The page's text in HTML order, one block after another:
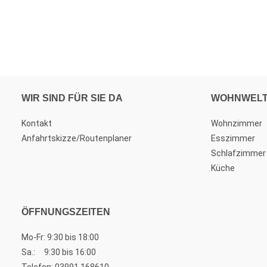
WIR SIND FÜR SIE DA
Kontakt
Anfahrtskizze/Routenplaner
Wohnzimmer
Esszimmer
Schlafzimmer
Küche
ÖFFNUNGSZEITEN
Mo-Fr: 9:30 bis 18:00
Sa.: 9:30 bis 16:00